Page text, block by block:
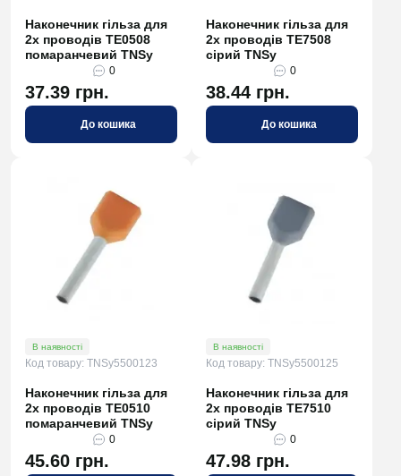
Наконечник гільза для
2х проводів TE0508
помаранчевий TNSy
0
37.39 грн.
До кошика
Наконечник гільза для
2х проводів TE7508
сірий TNSy
0
38.44 грн.
До кошика
В наявності
Код товару: TNSy5500123
Наконечник гільза для
2х проводів TE0510
помаранчевий TNSy
0
45.60 грн.
В наявності
Код товару: TNSy5500125
Наконечник гільза для
2х проводів TE7510
сірий TNSy
0
47.98 грн.